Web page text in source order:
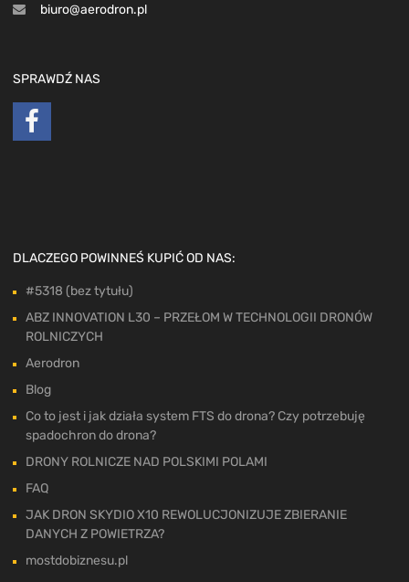
biuro@aerodron.pl
SPRAWDŹ NAS
DLACZEGO POWINNEŚ KUPIĆ OD NAS:
#5318 (bez tytułu)
ABZ INNOVATION L30 – PRZEŁOM W TECHNOLOGII DRONÓW
ROLNICZYCH
Aerodron
Blog
Co to jest i jak działa system FTS do drona? Czy potrzebuję
spadochron do drona?
DRONY ROLNICZE NAD POLSKIMI POLAMI
FAQ
JAK DRON SKYDIO X10 REWOLUCJONIZUJE ZBIERANIE
DANYCH Z POWIETRZA?
mostdobiznesu.pl